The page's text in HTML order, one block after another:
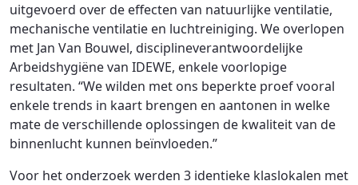
uitgevoerd over de effecten van natuurlijke ventilatie,
mechanische ventilatie en luchtreiniging. We overlopen
met Jan Van Bouwel, disciplineverantwoordelijke
Arbeidshygiëne van IDEWE, enkele voorlopige
resultaten. “We wilden met ons beperkte proef vooral
enkele trends in kaart brengen en aantonen in welke
mate de verschillende oplossingen de kwaliteit van de
binnenlucht kunnen beïnvloeden.”
Voor het onderzoek werden 3 identieke klaslokalen met